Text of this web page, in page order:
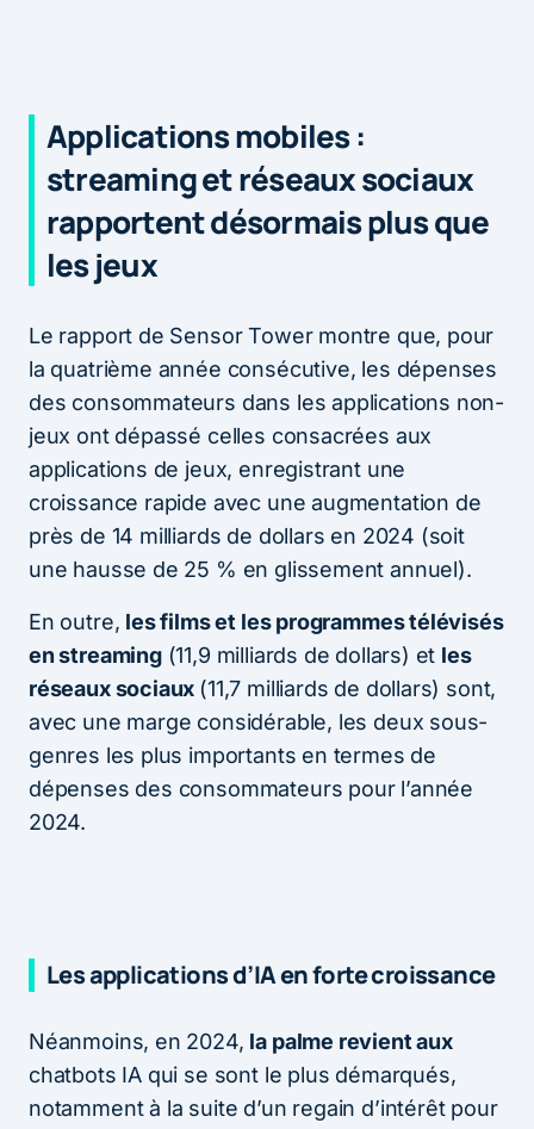
Applications mobiles :
streaming et réseaux sociaux
rapportent désormais plus que
les jeux
Le rapport de Sensor Tower montre que, pour
la quatrième année consécutive, les dépenses
des consommateurs dans les applications non-
jeux ont dépassé celles consacrées aux
applications de jeux, enregistrant une
croissance rapide avec une augmentation de
près de 14 milliards de dollars en 2024 (soit
une hausse de 25 % en glissement annuel).
En outre, les films et les programmes télévisés
en streaming(11,9 milliards de dollars) et les
réseaux sociaux (11,7 milliards de dollars) sont,
avec une marge considérable, les deux sous-
genres les plus importants en termes de
dépenses des consommateurs pour l’année
2024.
Les applications d’IA en forte croissance
Néanmoins, en 2024, la palme revient aux
chatbots IA qui se sont le plus démarqués,
notamment à la suite d’un regain d’intérêt pour